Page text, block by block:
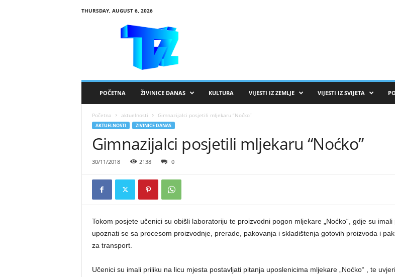
THURSDAY, AUGUST 6, 2026
POČETNA ŽIVINICE DANAS KULTURA VIJESTI IZ ZEMLJE VIJESTI IZ SVIJETA
Početna aktuelnosti Gimnazijalci posjetili mljekaru “Noćko”
AKTUELNOSTI ZIVINICE DANAS
Gimnazijalci posjetili mljekaru “Noćko”
30/11/2018 2138 0
Tokom posjete učenici su obišli laboratoriju te proizvodni pogon mljekare „Noćko“, gdje su imali
upoznati se sa procesom proizvodnje, prerade, pakovanja i skladištenja gotovih proizvoda i
za transport.
Učenici su imali priliku na licu mjesta postavljati pitanja uposlenicima mljekare „Noćko“ , te